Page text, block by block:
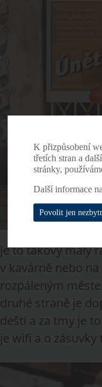
Je to takový malý
v kavárně nebo
rozpáleným
druhé straně je
dešti a za tmy je
je wifi a o
K přizpůsobení
třetích stran a
stránky,
Další informace
Povolit jen